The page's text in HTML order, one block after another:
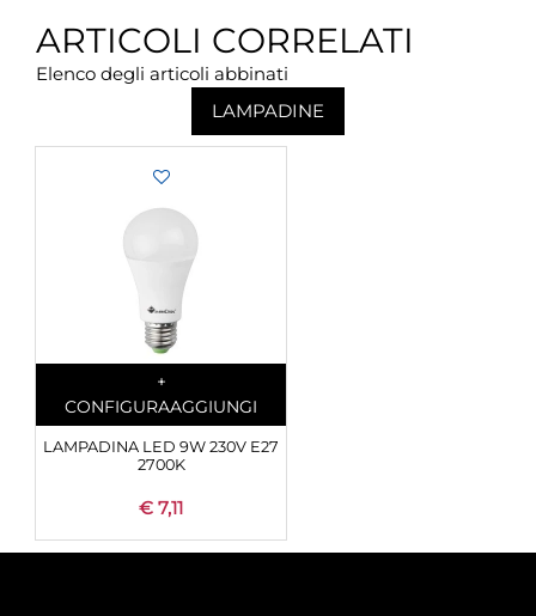
ARTICOLI CORRELATI
Elenco degli articoli abbinati
LAMPADINE
Quantità
+
CONFIGURAAGGIUNGI
LAMPADINA LED 9W 230V E27
2700K
€ 7,11